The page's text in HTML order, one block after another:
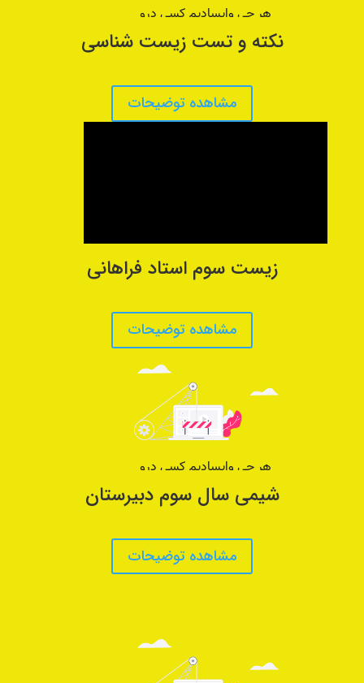
نکته و تست زیست شناسی
مشاهده توضیحات
زیست سوم استاد فراهانی
مشاهده توضیحات
شیمی سال سوم دبیرستان
مشاهده توضیحات